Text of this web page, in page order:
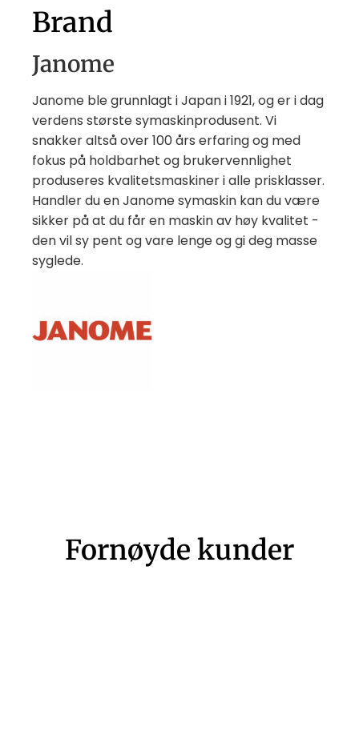
Brand
Janome
Janome ble grunnlagt i Japan i 1921, og er i dag
verdens største symaskinprodusent. Vi
snakker altså over 100 års erfaring og med
fokus på holdbarhet og brukervennlighet
produseres kvalitetsmaskiner i alle prisklasser.
Handler du en Janome symaskin kan du være
sikker på at du får en maskin av høy kvalitet -
den vil sy pent og vare lenge og gi deg masse
syglede.
Fornøyde kunder